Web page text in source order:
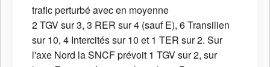
trafic perturbé avec en moyenne
2 TGV sur 3, 3 RER sur 4 (sauf E), 6 Transilien
sur 10, 4 Intercités sur 10 et 1 TER sur 2. Sur
l'axe Nord la SNCF prévoit 1 TGV sur 2, sur